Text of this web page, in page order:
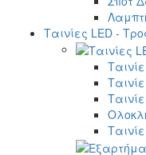
Ταινίες LED -